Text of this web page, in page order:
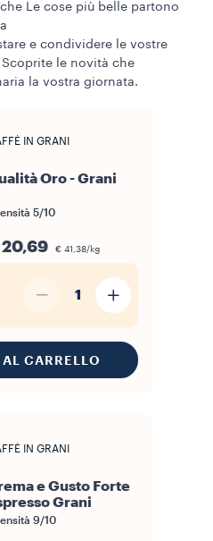
Le cose più belle partono
e condividere le vostre
le novità che
la vostra giornata.
IN GRANI
Oro - Grani
5/10
€ 41,38/kg
1
CARRELLO
IN GRANI
e Gusto Forte
Grani
9/10